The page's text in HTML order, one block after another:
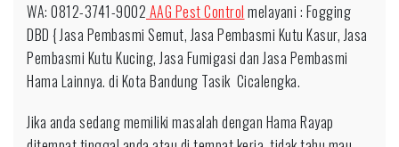
WA: 0812-3741-9002 AAG Pest Control melayani : Fogging
DBD { Jasa Pembasmi Semut, Jasa Pembasmi Kutu Kasur, Jasa
Pembasmi Kutu Kucing, Jasa Fumigasi dan Jasa Pembasmi
Hama Lainnya. di Kota Bandung Tasik Cicalengka.
Jika anda sedang memiliki masalah dengan Hama Rayap